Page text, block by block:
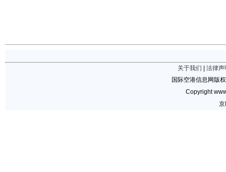
关于我们
法律声
国际空港信息网版
Copyright